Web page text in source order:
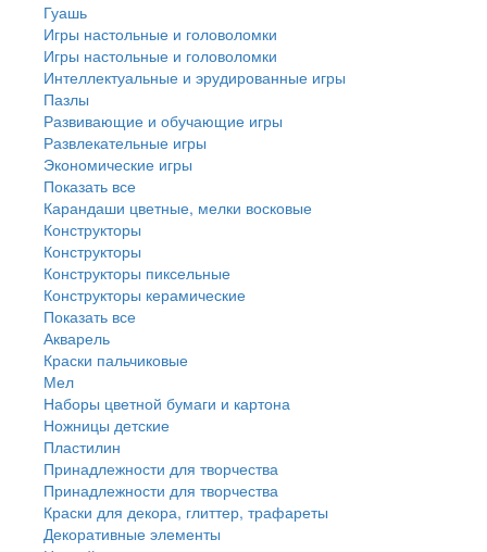
Гуашь
Игры настольные и головоломки
Игры настольные и головоломки
Интеллектуальные и эрудированные игры
Пазлы
Развивающие и обучающие игры
Развлекательные игры
Экономические игры
Показать все
Карандаши цветные, мелки восковые
Конструкторы
Конструкторы
Конструкторы пиксельные
Конструкторы керамические
Показать все
Акварель
Краски пальчиковые
Мел
Наборы цветной бумаги и картона
Ножницы детские
Пластилин
Принадлежности для творчества
Принадлежности для творчества
Краски для декора, глиттер, трафареты
Декоративные элементы